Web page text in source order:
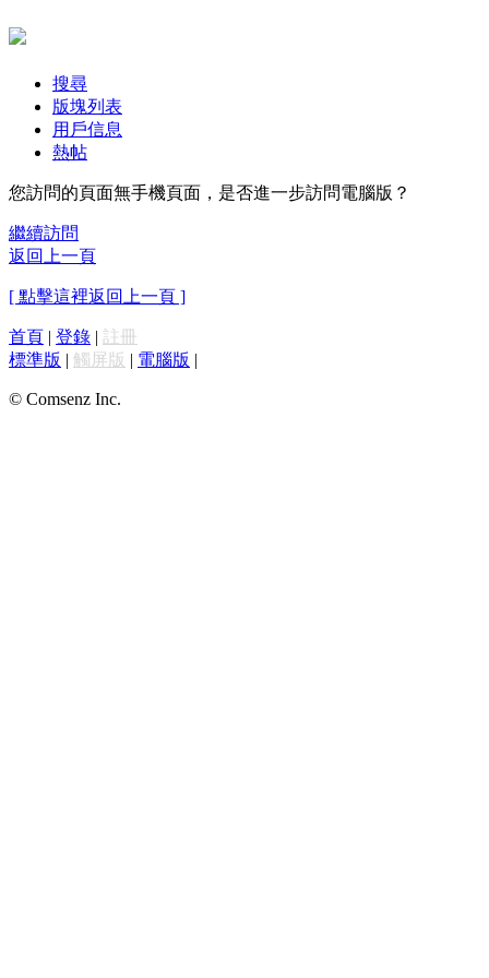
搜尋
版塊列表
用戶信息
熱帖
您訪問的頁面無手機頁面，是否進一步訪問電腦版？
繼續訪問
返回上一頁
[ 點擊這裡返回上一頁 ]
首頁 | 登錄 | 註冊
標準版 | 觸屏版 | 電腦版 |
© Comsenz Inc.